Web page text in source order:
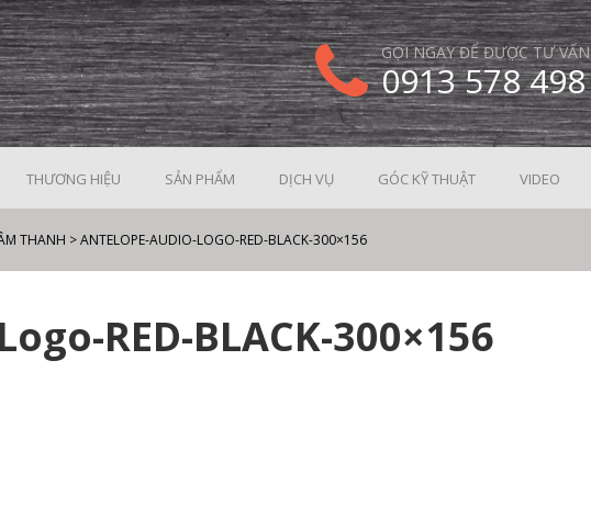
GỌI NGAY ĐỂ ĐƯỢC TƯ VẤN
0913 578 498
THƯƠNG HIỆU SẢN PHẨM DỊCH VỤ GÓC KỸ THUẬT VIDEO
THANH >ANTELOPE-AUDIO-LOGO-RED-BLACK-300×156
RED-BLACK-300×156